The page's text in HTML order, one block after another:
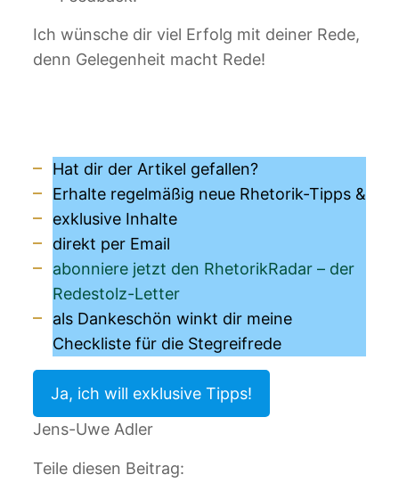
Ich wünsche dir viel Erfolg mit deiner Rede,
denn Gelegenheit macht Rede!
Hat dir der Artikel gefallen?
Erhalte regelmäßig neue Rhetorik-Tipps &
exklusive Inhalte
direkt per Email
abonniere jetzt den RhetorikRadar – der
Redestolz-Letter
als Dankeschön winkt dir meine
Checkliste für die Stegreifrede
Ja, ich will exklusive Tipps!
Jens-Uwe Adler
Teile diesen Beitrag: